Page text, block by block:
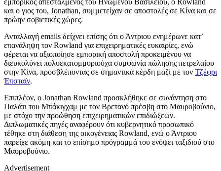
εμπορικός απεσταλμένος του Ηνωμένου Βασιλείου, ο Rowland
και ο γιος του, Jonathan, συμμετείχαν σε αποστολές σε Κίνα και σε
πρώην σοβιετικές χώρες.
Ανταλλαγή emails δείχνει επίσης ότι ο Άντριου ενημέρωνε κατ’
επανάληψη τον Rowland για επιχειρηματικές ευκαιρίες, ενώ
φέρεται να αξιοποίησε εμπορική αποστολή προκειμένου να
διευκολύνει πολυεκατομμυριούχα συμφωνία πώλησης πετρελαίου
στην Κίνα, προσβλέποντας σε σημαντικά κέρδη μαζί με τον Τζέφρι
Έπσταϊν.
Επιπλέον, ο Jonathan Rowland προσκλήθηκε σε συνάντηση στο
Παλάτι του Μπάκιγχαμ με τον Βρετανό πρέσβη στο Μαυροβούνιο,
με στόχο την προώθηση επιχειρηματικών επιδιώξεων.
Διπλωματικές πηγές αναφέρουν ότι κυβερνητικό προσωπικό
τέθηκε στη διάθεση της οικογένειας Rowland, ενώ ο Άντριου
παρείχε ακόμη και το επίσημο πρόγραμμά του ενόψει ταξιδιού στο
Μαυροβούνιο.
Advertisement